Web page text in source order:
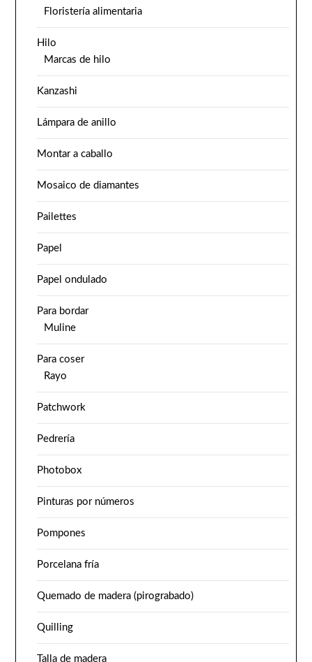
Floristería alimentaria
Hilo
Marcas de hilo
Kanzashi
Lámpara de anillo
Montar a caballo
Mosaico de diamantes
Pailettes
Papel
Papel ondulado
Para bordar
Muline
Para coser
Rayo
Patchwork
Pedrería
Photobox
Pinturas por números
Pompones
Porcelana fría
Quemado de madera (pirograbado)
Quilling
Talla de madera